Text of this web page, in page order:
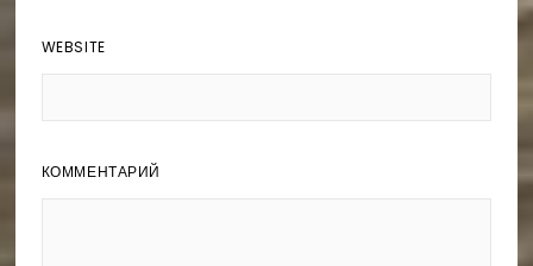
WEBSITE
КОММЕНТАРИЙ